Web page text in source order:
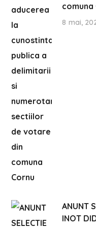
comuna
8 mai,
ANUNT
INOT